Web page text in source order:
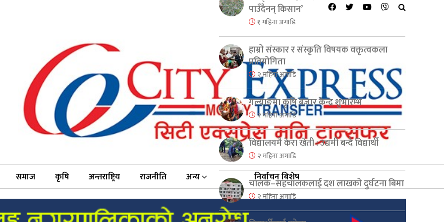
समाज कृषि अन्तराष्ट्रिय राजनीति अन्य निर्वाचन बिशेष
पाउँदैनन् किसान’
१ महिना अगाडि
हाम्रो संस्कार र संस्कृति विषयक वक्तृत्वकला
प्रतियोगिता
२ महिना अगाडि
गल्याङमा कृषि बजार केन्द्र शुभारम्भ
२ महिना अगाडि
विद्यालयमै केरा खेती : उद्यमी बन्दै विद्यार्थी
२ महिना अगाडि
चालक–सहचालकलाई दश लाखको दुर्घटना बिमा
२ महिना अगाडि